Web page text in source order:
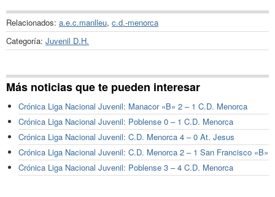
Relacionados: a.e.c.manlleu, c.d.-menorca
Categoría: Juvenil D.H.
Más noticias que te pueden interesar
Crónica Liga Nacional Juvenil: Manacor «B» 2 – 1 C.D. Menorca
Crónica Liga Nacional Juvenil: Poblense 0 – 1 C.D. Menorca
Crónica Liga Nacional Juvenil: C.D. Menorca 4 – 0 At. Jesus
Crónica Liga Nacional Juvenil: C.D. Menorca 2 – 1 San Francisco «B»
Crónica Liga Nacional Juvenil: Poblense 3 – 4 C.D. Menorca